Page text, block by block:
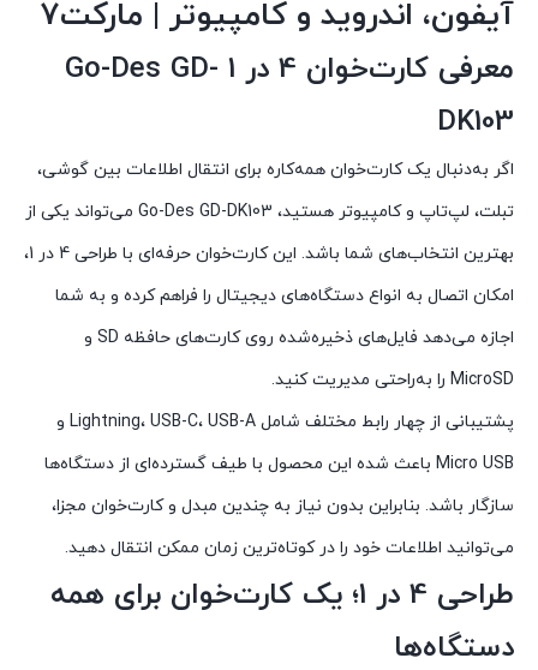
آیفون، اندروید و کامپیوتر | مارکت7
معرفی کارت‌خوان 4 در 1 Go-Des GD-
DK103
اگر به‌دنبال یک کارت‌خوان همه‌کاره برای انتقال اطلاعات بین گوشی،
تبلت، لپ‌تاپ و کامپیوتر هستید، Go-Des GD-DK103 می‌تواند یکی از
بهترین انتخاب‌های شما باشد. این کارت‌خوان حرفه‌ای با طراحی 4 در 1،
امکان اتصال به انواع دستگاه‌های دیجیتال را فراهم کرده و به شما
اجازه می‌دهد فایل‌های ذخیره‌شده روی کارت‌های حافظه SD و
MicroSD را به‌راحتی مدیریت کنید.
پشتیبانی از چهار رابط مختلف شامل Lightning، USB-C، USB-A و
Micro USB باعث شده این محصول با طیف گسترده‌ای از دستگاه‌ها
سازگار باشد. بنابراین بدون نیاز به چندین مبدل و کارت‌خوان مجزا،
می‌توانید اطلاعات خود را در کوتاه‌ترین زمان ممکن انتقال دهید.
طراحی 4 در 1؛ یک کارت‌خوان برای همه
دستگاه‌ها